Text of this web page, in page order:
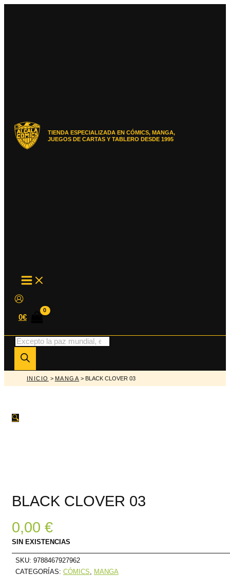
TIENDA ESPECIALIZADA EN CÓMICS, MANGA,
JUEGOS DE CARTAS Y TABLERO DESDE 1995
MAIN
MENU
0€
Búsqueda
de
productos
INICIO > MANGA > BLACK CLOVER 03
🔍
BLACK CLOVER 03
0,00 €
SIN EXISTENCIAS
SKU: 9788467927962
CATEGORÍAS: CÓMICS
MANGA